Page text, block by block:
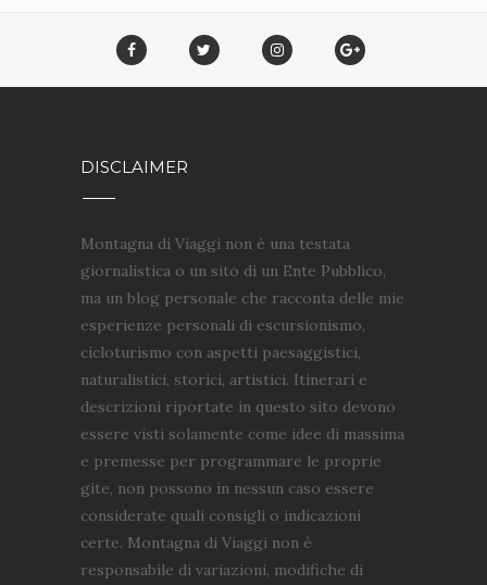
DISCLAIMER
Montagna di Viaggi non è una testata
giornalistica o un sito di un Ente Pubblico,
ma un blog personale che racconta delle mie
esperienze personali di escursionismo,
cicloturismo con aspetti paesaggistici,
naturalistici, storici, artistici. Itinerari e
descrizioni riportate in questo sito devono
essere visti solamente come idee di massima
e premesse per programmare le proprie
gite, non possono in nessun caso essere
considerate quali consigli o indicazioni
certe. Montagna di Viaggi non è
responsabile di variazioni, modifiche di